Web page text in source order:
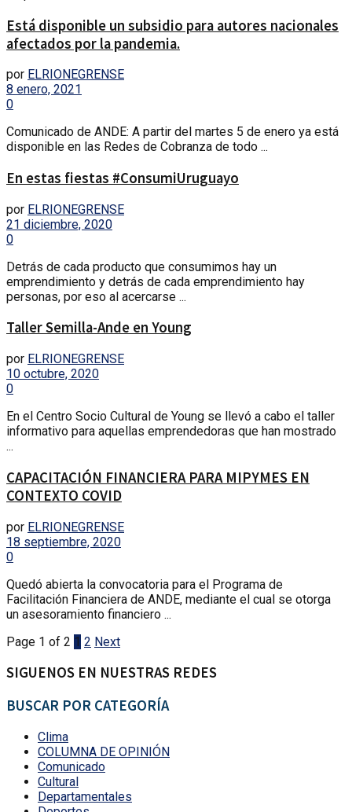
Está disponible un subsidio para autores nacionales
afectados por la pandemia.
por ELRIONEGRENSE
8 enero, 2021
0
Comunicado de ANDE: A partir del martes 5 de enero ya está
disponible en las Redes de Cobranza de todo ...
En estas fiestas #ConsumiUruguayo
por ELRIONEGRENSE
21 diciembre, 2020
0
Detrás de cada producto que consumimos hay un
emprendimiento y detrás de cada emprendimiento hay
personas, por eso al acercarse ...
Taller Semilla-Ande en Young
por ELRIONEGRENSE
10 octubre, 2020
0
En el Centro Socio Cultural de Young se llevó a cabo el taller
informativo para aquellas emprendedoras que han mostrado
...
CAPACITACIÓN FINANCIERA PARA MIPYMES EN
CONTEXTO COVID
por ELRIONEGRENSE
18 septiembre, 2020
0
Quedó abierta la convocatoria para el Programa de
Facilitación Financiera de ANDE, mediante el cual se otorga
un asesoramiento financiero ...
Page 1 of 2 1 2 Next
SIGUENOS EN NUESTRAS REDES
BUSCAR POR CATEGORÍA
Clima
COLUMNA DE OPINIÓN
Comunicado
Cultural
Departamentales